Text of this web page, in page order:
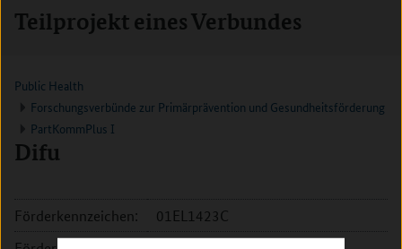
Teilprojekt eines Verbundes
Public Health
Forschungsverbünde zur Primärprävention und Gesundheitsförderung
PartKommPlus I
Difu
Förderkennzeichen:
01EL1423C